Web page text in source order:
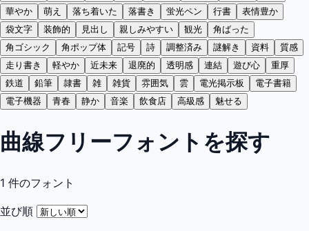
華やか
萌え 落ち着いた 落書き 蛍光ペン 行書
表情豊か
袋文字
装飾的 見出し 親しみやすい 観光
角ばった
角ゴシック
角ポップ体 記号 詩 調整済み 謎解き 資料
質感
走り書き
軽やか 近未来 退廃的 透明感 連結 遊び心
重厚
鉄道
鉛筆 隷書 雑 雑貨 雰囲気 雲 電光掲示板
電子書籍
電子機器
青春 静か 音楽 飲食店 高級感 魅せる
曲線フリーフォントを探す
1 件のフォント
並び順